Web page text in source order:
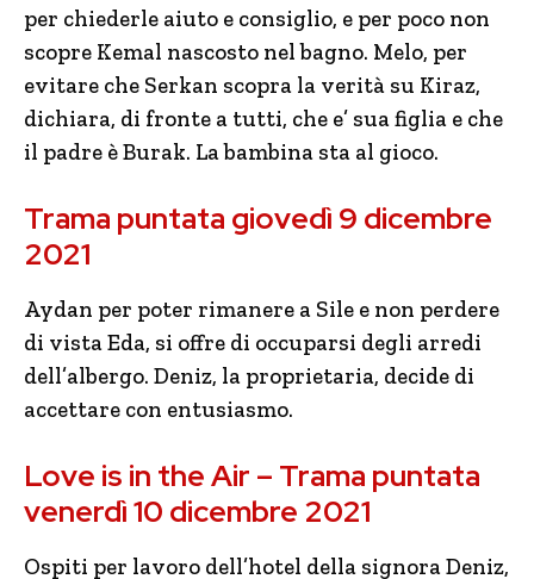
per chiederle aiuto e consiglio, e per poco non
scopre Kemal nascosto nel bagno. Melo, per
evitare che Serkan scopra la verità su Kiraz,
dichiara, di fronte a tutti, che e’ sua figlia e che
il padre è Burak. La bambina sta al gioco.
Trama puntata giovedì 9 dicembre
2021
Aydan per poter rimanere a Sile e non perdere
di vista Eda, si offre di occuparsi degli arredi
dell’albergo. Deniz, la proprietaria, decide di
accettare con entusiasmo.
Love is in the Air – Trama puntata
venerdì 10 dicembre 2021
Ospiti per lavoro dell’hotel della signora Deniz,